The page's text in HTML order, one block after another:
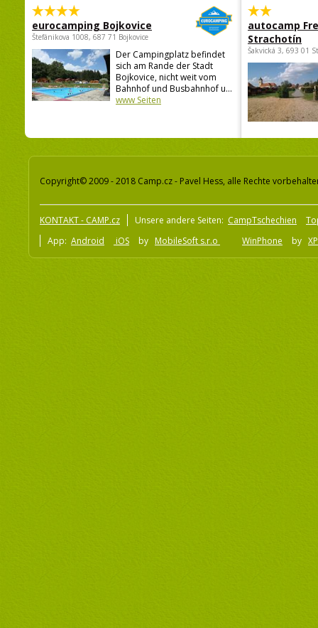
eurocamping Bojkovice
Štefánikova 1008, 687 71 Bojkovice
Der Campingplatz befindet
sich am Rande der Stadt
Bojkovice, nicht weit vom
Bahnhof und Busbahnhof u...
www Seiten
autocamp
Strachotín
Šakvická 3, 693 01
Copyright© 2009 - 2018 Camp.cz - Pavel Hess, alle Rechte
KONTAKT - CAMP.cz Unsere andere Seiten: CampTschechien
App: Android iOS by MobileSoft s.r.o WinPhone by